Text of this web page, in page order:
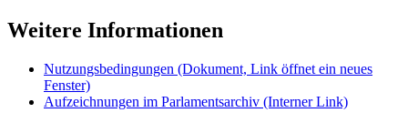
Weitere Informationen
Nutzungsbedingungen (Dokument, Link öffnet ein neues
Fenster)
Aufzeichnungen im Parlamentsarchiv (Interner Link)